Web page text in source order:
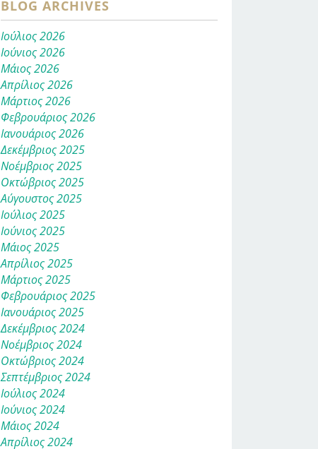
BLOG ARCHIVES
Ιούλιος 2026
Ιούνιος 2026
Μάιος 2026
Απρίλιος 2026
Μάρτιος 2026
Φεβρουάριος 2026
Ιανουάριος 2026
Δεκέμβριος 2025
Νοέμβριος 2025
Οκτώβριος 2025
Αύγουστος 2025
Ιούλιος 2025
Ιούνιος 2025
Μάιος 2025
Απρίλιος 2025
Μάρτιος 2025
Φεβρουάριος 2025
Ιανουάριος 2025
Δεκέμβριος 2024
Νοέμβριος 2024
Οκτώβριος 2024
Σεπτέμβριος 2024
Ιούλιος 2024
Ιούνιος 2024
Μάιος 2024
Απρίλιος 2024